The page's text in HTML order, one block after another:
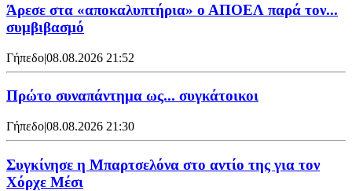
Άρεσε στα «αποκαλυπτήρια» ο ΑΠΟΕΛ παρά τον...
συμβιβασμό
Γήπεδο|08.08.2026 21:52
Πρώτο συναπάντημα ως... συγκάτοικοι
Γήπεδο|08.08.2026 21:30
Συγκίνησε η Μπαρτσελόνα στο αντίο της για τον
Χόρχε Μέσι